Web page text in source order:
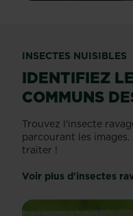
INSECTES NUISIBLES
IDENTIFIEZ
COMMUNS
Trouvez l'insecte
parcourant les
traiter !
Voir plus d'insectes